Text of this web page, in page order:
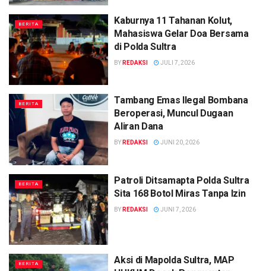
BERITA
Kaburnya 11 Tahanan Kolut,
Mahasiswa Gelar Doa Bersama
di Polda Sultra
BY REDAKSI JULI 7, 2026
BERITA
Tambang Emas Ilegal Bombana
Beroperasi, Muncul Dugaan
Aliran Dana
BY REDAKSI JUNI 20, 2026
BERITA
Patroli Ditsamapta Polda Sultra
Sita 168 Botol Miras Tanpa Izin
BY REDAKSI JUNI 7, 2026
BERITA
Aksi di Mapolda Sultra, MAP